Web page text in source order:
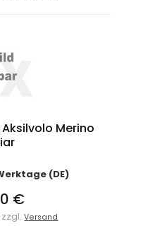
Merino
(DE)
€
zzgl.Versand